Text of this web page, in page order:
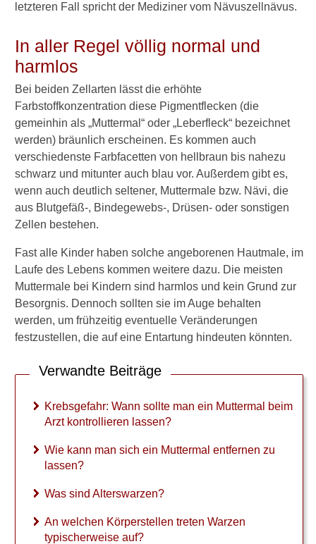
letzteren Fall spricht der Mediziner vom Nävuszellnävus.
In aller Regel völlig normal und
harmlos
Bei beiden Zellarten lässt die erhöhte
Farbstoffkonzentration diese Pigmentflecken (die
gemeinhin als „Muttermal“ oder „Leberfleck“ bezeichnet
werden) bräunlich erscheinen. Es kommen auch
verschiedenste Farbfacetten von hellbraun bis nahezu
schwarz und mitunter auch blau vor. Außerdem gibt es,
wenn auch deutlich seltener, Muttermale bzw. Nävi, die
aus Blutgefäß-, Bindegewebs-, Drüsen- oder sonstigen
Zellen bestehen.
Fast alle Kinder haben solche angeborenen Hautmale, im
Laufe des Lebens kommen weitere dazu. Die meisten
Muttermale bei Kindern sind harmlos und kein Grund zur
Besorgnis. Dennoch sollten sie im Auge behalten
werden, um frühzeitig eventuelle Veränderungen
festzustellen, die auf eine Entartung hindeuten könnten.
Verwandte Beiträge
Krebsgefahr: Wann sollte man ein Muttermal beim
Arzt kontrollieren lassen?
Wie kann man sich ein Muttermal entfernen zu
lassen?
Was sind Alterswarzen?
An welchen Körperstellen treten Warzen
typischerweise auf?
Verwandte Beiträge
K
r
e
b
s
e
f
a
h
:
W
n
n
s
o
t
m
a
e
i
M
t
t